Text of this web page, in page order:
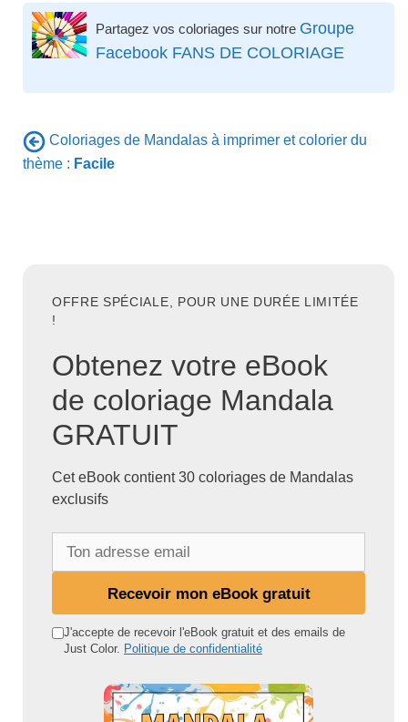
Partagez vos coloriages sur notre Groupe
Facebook FANS DE COLORIAGE
Coloriages de Mandalas à imprimer et colorier du
thème : Facile
OFFRE SPÉCIALE, POUR UNE DURÉE LIMITÉE
!
Obtenez votre eBook
de coloriage Mandala
GRATUIT
Cet eBook contient 30 coloriages de Mandalas
exclusifs
d
Recevoir mon eBook gratuit
J'accepte de recevoir l'eBook gratuit et des emails de
Just Color. Politique de confidentialité